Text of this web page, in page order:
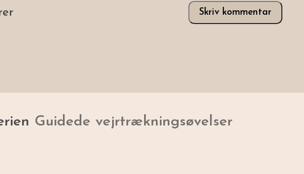
Skriv kommentar
Guidede vejrtrækningsøvelser